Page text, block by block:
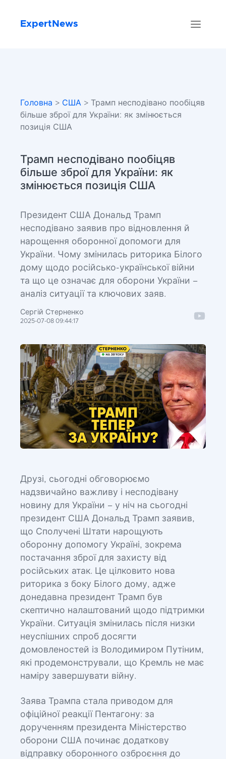
ExpertNews
Головна > США > Трамп несподівано пообіцяв
більше зброї для України: як змінюється
позиція США
Трамп несподівано пообіцяв
більше зброї для України: як
змінюється позиція США
Президент США Дональд Трамп
несподівано заявив про відновлення й
нарощення оборонної допомоги для
України. Чому змінилась риторика Білого
дому щодо російсько-української війни
та що це означає для оборони України –
аналіз ситуації та ключових заяв.
Сергій Стерненко
2025-07-08 09:44:17
Друзі, сьогодні обговорюємо
надзвичайно важливу і несподівану
новину для України – у ніч на сьогодні
президент США Дональд Трамп заявив,
що Сполучені Штати нарощують
оборонну допомогу Україні, зокрема
постачання зброї для захисту від
російських атак. Це цілковито нова
риторика з боку Білого дому, адже
донедавна президент Трамп був
скептично налаштований щодо підтримки
України. Ситуація змінилась після низки
неуспішних спроб досягти
домовленостей із Володимиром Путіним,
які продемонстрували, що Кремль не має
наміру завершувати війну.
Заява Трампа стала приводом для
офіційної реакції Пентагону: за
дорученням президента Міністерство
оборони США починає додаткову
відправку оборонного озброєння до